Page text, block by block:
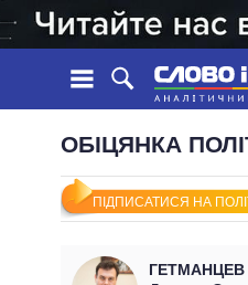
СТРІЧКА
ПОДІЇ
СТАТТІ
ОБІЦЯНКА
ПІДПИСАТИСЯ НА
ГЕТМАНЦЕВ